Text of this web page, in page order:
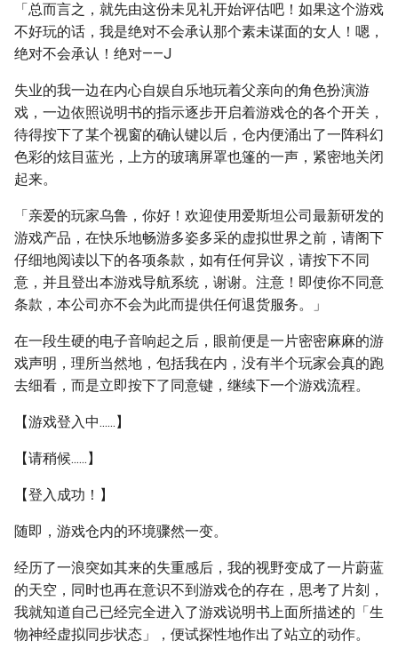
「总而言之，就先由这份未见礼开始评估吧！如果这个游戏
不好玩的话，我是绝对不会承认那个素未谋面的女人！嗯，
绝对不会承认！绝对——J
失业的我一边在内心自娱自乐地玩着父亲向的角色扮演游
戏，一边依照说明书的指示逐步开启着游戏仓的各个开关，
待得按下了某个视窗的确认键以后，仓内便涌出了一阵科幻
色彩的炫目蓝光，上方的玻璃屏罩也篷的一声，紧密地关闭
起来。
「亲爱的玩家乌鲁，你好！欢迎使用爱斯坦公司最新研发的
游戏产品，在快乐地畅游多姿多采的虚拟世界之前，请阁下
仔细地阅读以下的各项条款，如有任何异议，请按下不同
意，并且登出本游戏导航系统，谢谢。注意！即使你不同意
条款，本公司亦不会为此而提供任何退货服务。」
在一段生硬的电子音响起之后，眼前便是一片密密麻麻的游
戏声明，理所当然地，包括我在内，没有半个玩家会真的跑
去细看，而是立即按下了同意键，继续下一个游戏流程。
【游戏登入中......】
【请稍候......】
【登入成功！】
随即，游戏仓内的环境骤然一变。
经历了一浪突如其来的失重感后，我的视野变成了一片蔚蓝
的天空，同时也再在意识不到游戏仓的存在，思考了片刻，
我就知道自己已经完全进入了游戏说明书上面所描述的「生
物神经虚拟同步状态」，便试探性地作出了站立的动作。